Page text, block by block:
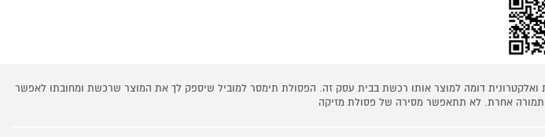
דומה למוצר אותו רכשת בבית עסק זה. הפסולת תימסר למוביל שיספק לך את המוצר שרכשת ומחובתו לאפשר
תמורה אחרת. לא תתאפשר מסירה של פסולת מזיקה